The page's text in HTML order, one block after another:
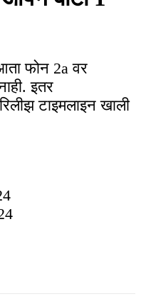
फोन 2a वर
इतर
टाइमलाइन खाली